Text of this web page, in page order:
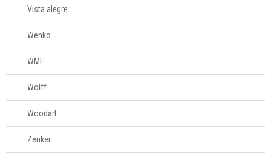
Vista alegre
Wenko
WMF
Wolff
Woodart
Zenker